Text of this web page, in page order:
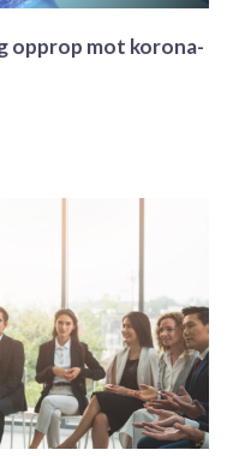
opprop mot korona-